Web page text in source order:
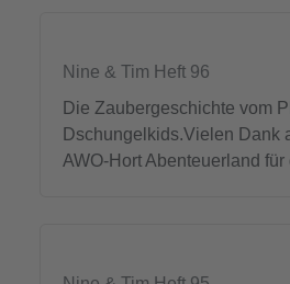
Nine & Tim Heft 96
Die Zaubergeschichte vom
Dschungelkids.Vielen Dank
AWO-Hort Abenteuerland